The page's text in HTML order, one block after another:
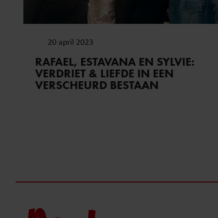
onze website blijft gebruiken.
20 april 2023
RAFAEL, ESTAVANA EN SYLVIE:
VERDRIET & LIEFDE IN EEN
VERSCHEURD BESTAAN